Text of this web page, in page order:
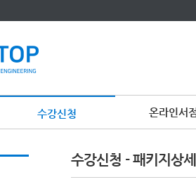
수강신청 온라인서
약
관
보
수강신청 - 패키지상세